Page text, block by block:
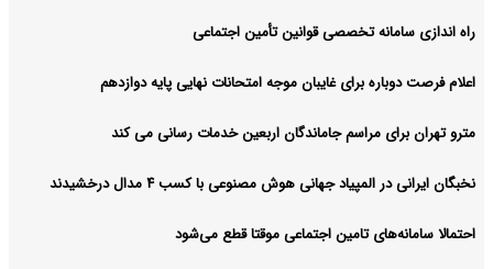
راه اندازی سامانه تخصصی قوانین تأمین اجتماعی
اعلام فرصت دوباره برای غایبان موجه امتحانات نهایی پایه دوازدهم
مترو تهران برای مراسم جاماندگان اربعین خدمات رسانی می کند
نخبگان ایرانی در المپیاد جهانی هوش مصنوعی با کسب ۴ مدال درخشیدند
احتمالا سامانه‌های تامین اجتماعی موقتا قطع می‌شود